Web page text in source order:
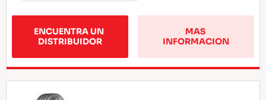
ENCUENTRA UN
DISTRIBUIDOR
MAS
INFORMACION